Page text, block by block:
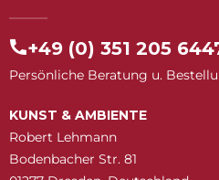
+49 (0) 351 205
Persönliche Beratung u.
KUNST & AMBIENTE
Robert Lehmann
Bodenbacher Str. 81